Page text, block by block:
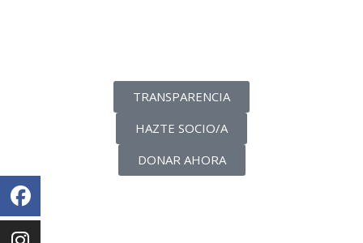
TRANSPARENCIA
HAZTE SOCIO/A
DONAR AHORA